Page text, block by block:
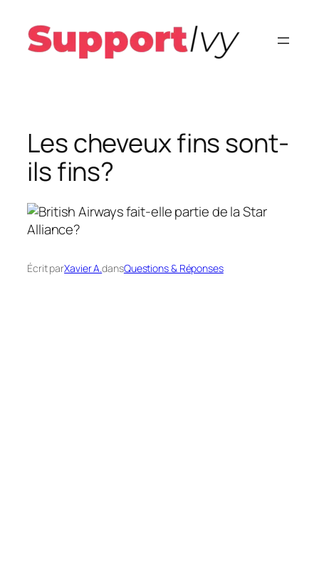
contenu
Les cheveux fins sont-
ils fins?
Écrit parXavier A.dansQuestions & Réponses